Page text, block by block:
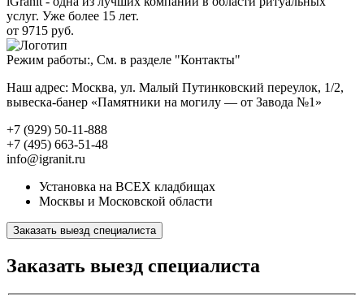
услуг. Уже более 15 лет.
от 9715 руб.
Режим работы:, См. в разделе "Контакты"
Наш адрес: Москва, ул. Малый Путинковский переулок, 1/2,
вывеска-банер «Памятники на могилу — от Завода №1»
+7 (929) 50-11-888
+7 (495) 663-51-48
info@igranit.ru
Установка на ВСЕХ кладбищах
Москвы и Московской области
Заказать выезд специалиста
Заказать выезд специалиста